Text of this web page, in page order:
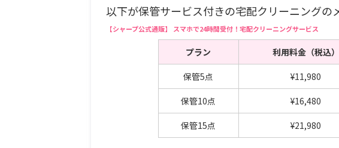
以下が保管サービス付きの宅配クリーニングの
【シャープ公式通販】 スマホで24時間受付！宅配クリーニングサービス
プラン 利用料金（税込）
保管5点 ¥11,980
保管10点 ¥16,480
保管15点 ¥21,980